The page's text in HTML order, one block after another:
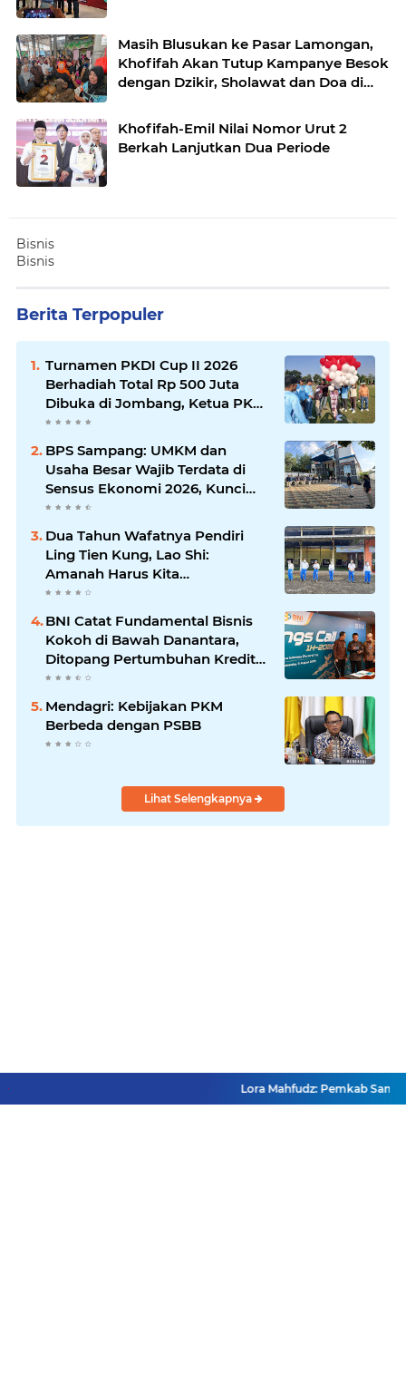
Masih Blusukan ke Pasar Lamongan,
Khofifah Akan Tutup Kampanye Besok
dengan Dzikir, Sholawat dan Doa di
Khofifah-Emil Nilai Nomor Urut 2
Berkah Lanjutkan Dua Periode
Bisnis
Bisnis
Berita Terpopuler
Turnamen PKDI Cup II 2026
Berhadiah Total Rp 500 Juta
Dibuka di Jombang, Ketua PKDI
Jatim Syaifullah Mahdi: Ajang
Komunikasi Antar-Kades untuk
Memajukan Desa
BPS Sampang: UMKM dan
Usaha Besar Wajib Terdata di
Sensus Ekonomi 2026, Kunci
Kebijakan Tepat Sasaran
Dua Tahun Wafatnya Pendiri
Ling Tien Kung, Lao Shi:
Amanah Harus Kita
Laksanakan!
BNI Catat Fundamental Bisnis
Kokoh di Bawah Danantara,
Ditopang Pertumbuhan Kredit
dan Kualitas Aset
Mendagri: Kebijakan PKM
Berbeda dengan PSBB
Lihat Selengkapnya
Lora Mahfudz: Pemkab